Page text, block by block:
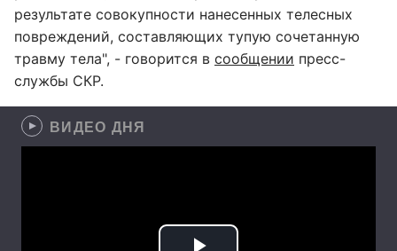
результате совокупности нанесенных телесных
повреждений, составляющих тупую сочетанную
травму тела", - говорится в сообщении пресс-
службы СКР.
ВИДЕО ДНЯ